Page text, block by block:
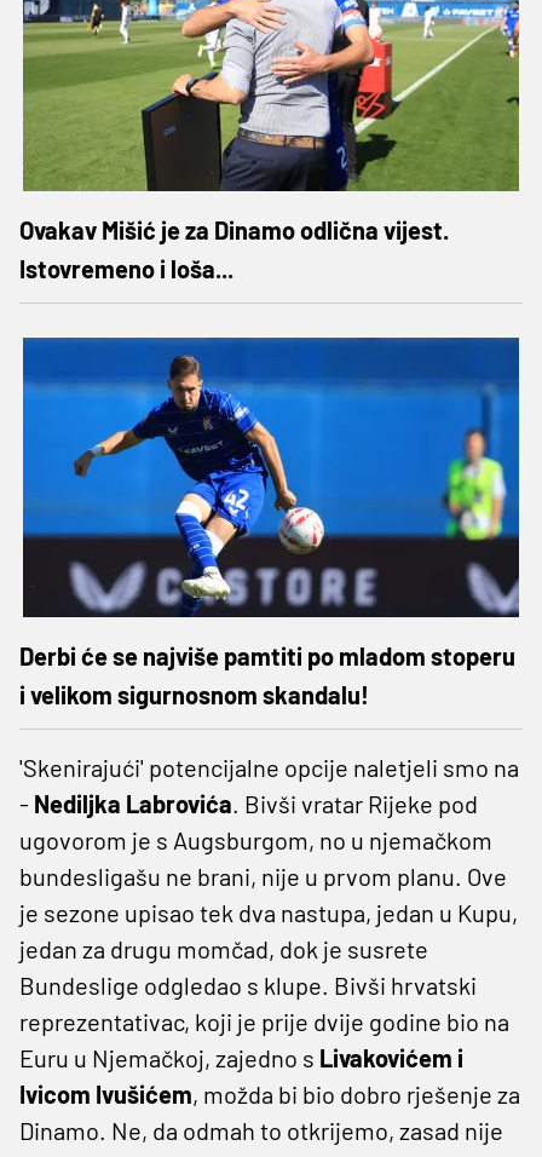
Ovakav Mišić je za Dinamo odlična vijest.
Istovremeno i loša...
Derbi će se najviše pamtiti po mladom stoperu
i velikom sigurnosnom skandalu!
'Skenirajući' potencijalne opcije naletjeli smo na
- Nediljka Labrovića. Bivši vratar Rijeke pod
ugovorom je s Augsburgom, no u njemačkom
bundesligašu ne brani, nije u prvom planu. Ove
je sezone upisao tek dva nastupa, jedan u Kupu,
jedan za drugu momčad, dok je susrete
Bundeslige odgledao s klupe. Bivši hrvatski
reprezentativac, koji je prije dvije godine bio na
Euru u Njemačkoj, zajedno s Livakovićem i
Ivicom Ivušićem, možda bi bio dobro rješenje za
Dinamo. Ne, da odmah to otkrijemo, zasad nije